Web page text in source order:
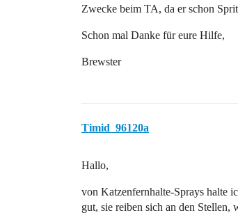
Zwecke beim TA, da er schon
Schon mal Danke für eure Hilfe,
Brewster
Timid_96120a
Hallo,
von Katzenfernhalte-Sprays halte
gut, sie reiben sich an den Stellen,